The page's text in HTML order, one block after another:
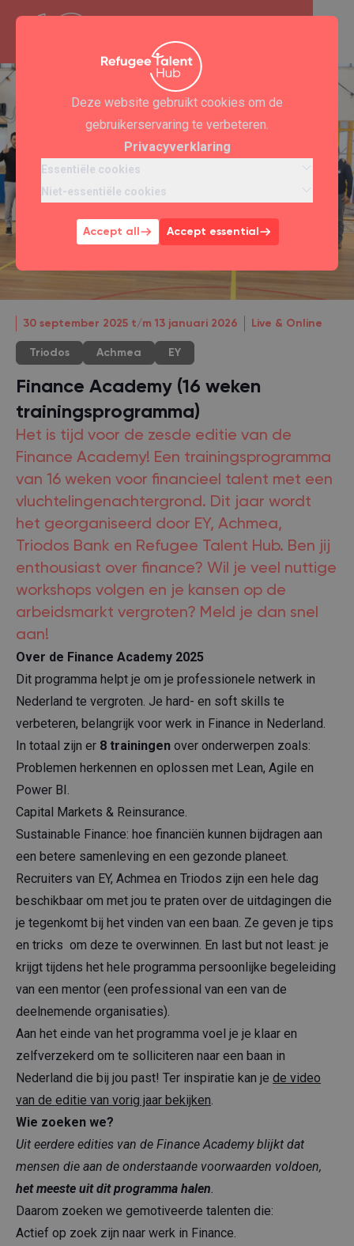
Deze website gebruikt cookies om de
gebruikerservaring te verbeteren.
Privacyverklaring
Essentiële cookies
Niet-essentiële cookies
Accept all Accept essential
30 september 2025 t/m 13 januari 2026 Live & Online
Triodos Achmea EY
Finance Academy (16 weken
trainingsprogramma)
Het is tijd voor de zesde editie van de
Finance Academy! Een trainingsprogramma
van 16 weken voor financieel talent met een
vluchtelingenachtergrond. Dit jaar wordt
het georganiseerd door EY, Achmea,
Triodos Bank en Refugee Talent Hub. Ben jij
enthousiast over finance? Wil je veel nuttige
workshops volgen en je kansen op de
arbeidsmarkt vergroten? Meld je dan snel
aan!
Over de Finance Academy 2025
Dit programma helpt je om je professionele netwerk in
Nederland te vergroten. Je hard- en soft skills te
verbeteren, belangrijk voor werk in Finance in Nederland.
In totaal zijn er 8 trainingen over onderwerpen zoals:
Problemen herkennen en oplossen met Lean, Agile en
Power BI.
Capital Markets & Reinsurance.
Sustainable Finance: hoe financiën kunnen bijdragen aan
een betere samenleving en een gezonde planeet.
Recruiters van EY, Achmea en Triodos zijn een hele dag
beschikbaar om met jou te praten over de uitdagingen die
je tegenkomt bij het vinden van een baan. Ze geven je tips
en tricks om deze te overwinnen. En last but not least: je
krijgt tijdens het hele programma persoonlijke begeleiding
van een mentor (een professional van een van de
deelnemende organisaties).
Aan het einde van het programma voel je je klaar en
zelfverzekerd om te solliciteren naar een baan in
Nederland die bij jou past! Ter inspiratie kan je de video
van de editie van vorig jaar bekijken
Wie zoeken we?
Uit eerdere edities van de Finance Academy blijkt dat
mensen die aan de onderstaande voorwaarden voldoen,
het meeste uit dit programma halen
Daarom zoeken we gemotiveerde talenten die:
Actief op zoek zijn naar werk in Finance.